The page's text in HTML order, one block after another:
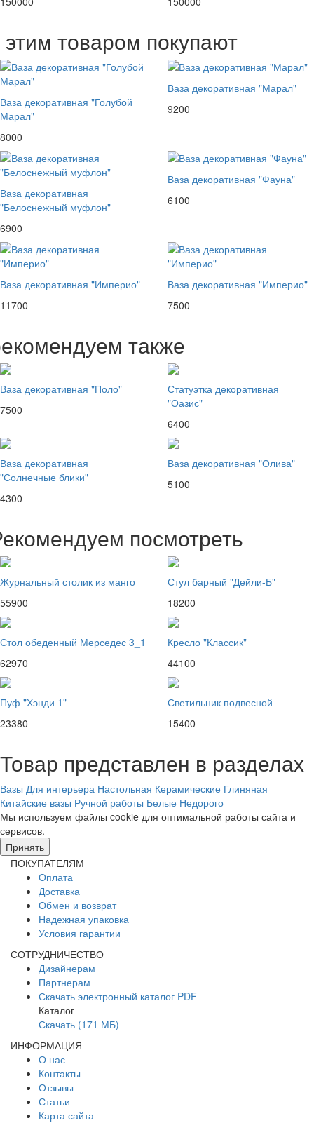
этим товаром покупают
Ваза декоративная "Голубой
Марал"
8000
Ваза декоративная "Марал"
9200
Ваза декоративная
"Белоснежный муфлон"
6900
Ваза декоративная "Фауна"
6100
Ваза декоративная "Империо"
11700
Ваза декоративная "Империо"
7500
также
Ваза декоративная "Поло"
7500
Статуэтка декоративная
"Оазис"
6400
Ваза декоративная
"Солнечные блики"
4300
Ваза декоративная "Олива"
5100
посмотреть
Журнальный столик из манго
55900
Стул барный "Дейли-Б"
18200
Стол обеденный Мерседес 3_1
62970
Кресло "Классик"
44100
Пуф "Хэнди 1"
23380
Светильник подвесной
15400
Товар представлен в разделах
Вазы Для интерьера Настольная Керамические Глиняная
Китайские вазы Ручной работы Белые Недорого
Мы используем файлы cookie для оптимальной работы сайта и
сервисов.
Принять
ПОКУПАТЕЛЯМ
Оплата
Доставка
Обмен и возврат
Надежная упаковка
Условия гарантии
СОТРУДНИЧЕСТВО
Дизайнерам
Партнерам
Скачать электронный каталог PDF
Каталог
Скачать (171 МБ)
ИНФОРМАЦИЯ
О нас
Контакты
Отзывы
Статьи
Карта сайта